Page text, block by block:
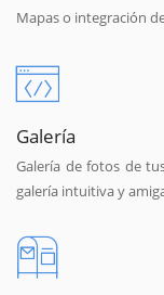
Mapas o integración
Galería
Galería de fotos de
galería intuitiva y